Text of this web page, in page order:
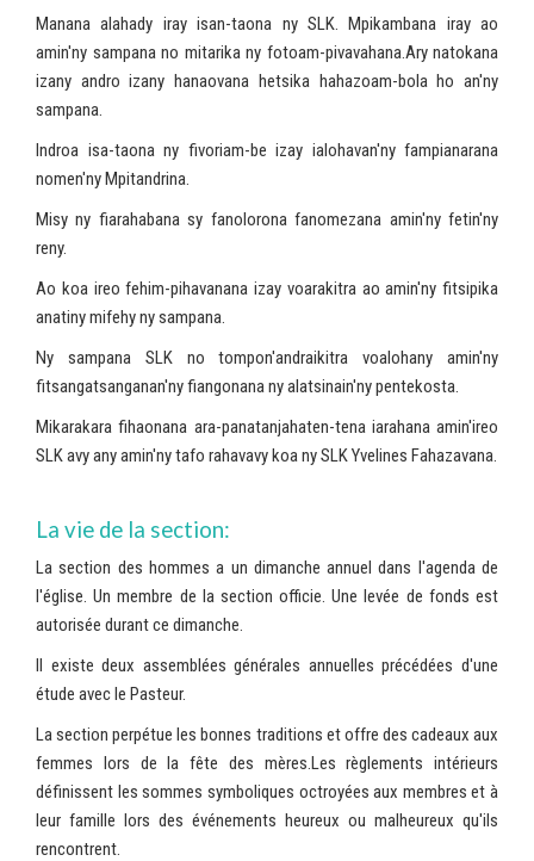
Manana alahady iray isan-taona ny SLK. Mpikambana iray ao
amin'ny sampana no mitarika ny fotoam-pivavahana.Ary natokana
izany andro izany hanaovana hetsika hahazoam-bola ho an'ny
sampana.
Indroa isa-taona ny fivoriam-be izay ialohavan'ny fampianarana
nomen'ny Mpitandrina.
Misy ny fiarahabana sy fanolorona fanomezana amin'ny fetin'ny
reny.
Ao koa ireo fehim-pihavanana izay voarakitra ao amin'ny fitsipika
anatiny mifehy ny sampana.
Ny sampana SLK no tompon'andraikitra voalohany amin'ny
fitsangatsanganan'ny fiangonana ny alatsinain'ny pentekosta.
Mikarakara fihaonana ara-panatanjahaten-tena iarahana amin'ireo
SLK avy any amin'ny tafo rahavavy koa ny SLK Yvelines Fahazavana.
La vie de la section:
La section des hommes a un dimanche annuel dans l'agenda de
l'église. Un membre de la section officie. Une levée de fonds est
autorisée durant ce dimanche.
Il existe deux assemblées générales annuelles précédées d'une
étude avec le Pasteur.
La section perpétue les bonnes traditions et offre des cadeaux aux
femmes lors de la fête des mères.Les règlements intérieurs
définissent les sommes symboliques octroyées aux membres et à
leur famille lors des événements heureux ou malheureux qu'ils
rencontrent.